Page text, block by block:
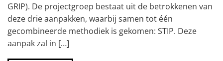
GRIP). De projectgroep bestaat uit de betrokkenen van
deze drie aanpakken, waarbij samen tot één
gecombineerde methodiek is gekomen: STIP. Deze
aanpak zal in […]